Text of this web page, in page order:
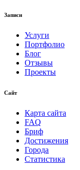
Записи
Услуги
Портфолио
Блог
Отзывы
Проекты
Сайт
Карта сайта
FAQ
Бриф
Достижения
Города
Статистика